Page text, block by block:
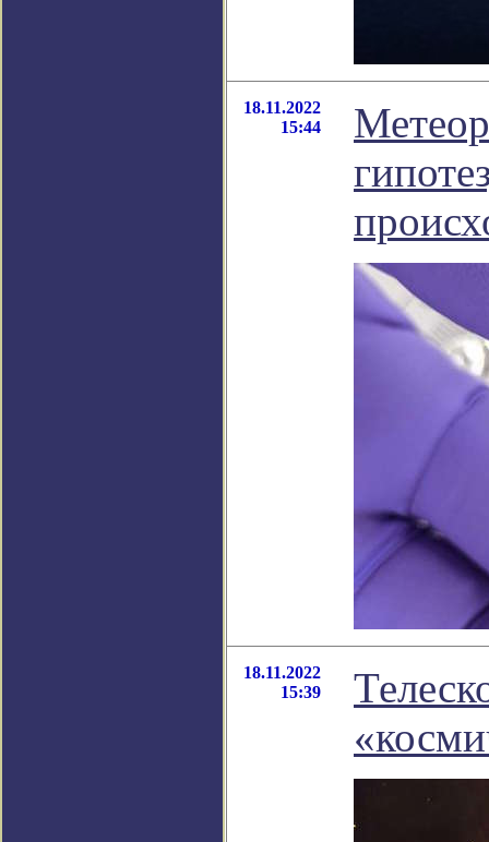
18.11.2022
15:44
18.11.2022
15:39